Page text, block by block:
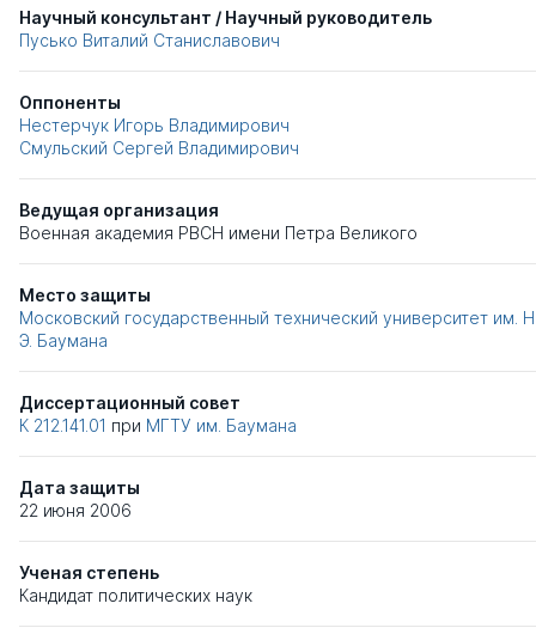
Научный консультант / Научный руководитель
Пусько Виталий Станиславович
Оппоненты
Нестерчук Игорь Владимирович
Смульский Сергей Владимирович
Ведущая организация
Военная академия РВСН имени Петра Великого
Место защиты
Московский государственный технический университет им.
Э. Баумана
Диссертационный совет
К 212.141.01 при МГТУ им. Баумана
Дата защиты
22 июня 2006
Ученая степень
Кандидат политических наук